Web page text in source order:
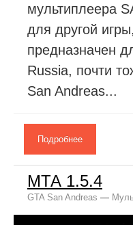
мультиплеера
для другой
предназначен
Russia, почти
San Andreas...
Подробнее
МТА 1.5.4
GTA San Andreas —